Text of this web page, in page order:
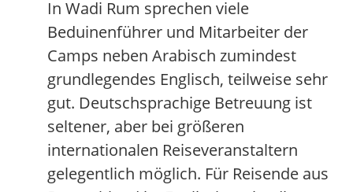
In Wadi Rum sprechen viele
Beduinenführer und Mitarbeiter der
Camps neben Arabisch zumindest
grundlegendes Englisch, teilweise sehr
gut. Deutschsprachige Betreuung ist
seltener, aber bei größeren
internationalen Reiseveranstaltern
gelegentlich möglich. Für Reisende aus